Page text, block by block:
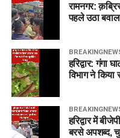
रामनगर:
पहले उठा बवाल |
हरिद्वार: गंगा
विभाग ने किया
हरिद्वार में
बरसे अपशब्द,